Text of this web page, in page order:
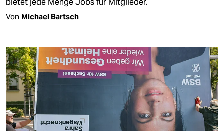
bietet jede Menge Jobs für Mitglieder.
Von Michael Bartsch